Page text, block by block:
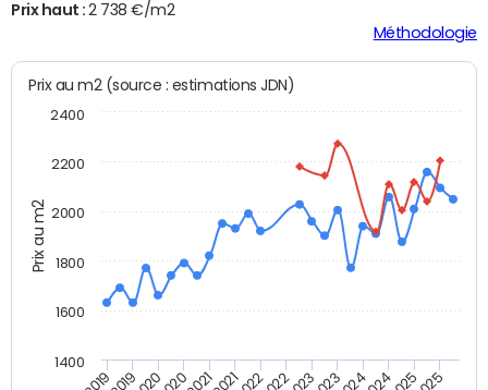
Prix haut :2 738 €/m2
Méthodologie
Prix au m2
Prix au m2 (source : estimations JDN)
1400
1600
1800
2000
2200
2400